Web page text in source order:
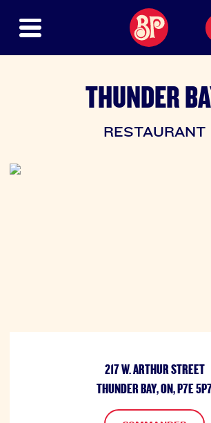
THUNDER
RESTAURANT
217 W. ARTHUR STREET
THUNDER BAY, ON, P7E